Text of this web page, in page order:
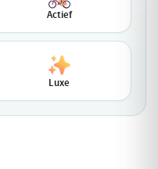
Actief
Luxe